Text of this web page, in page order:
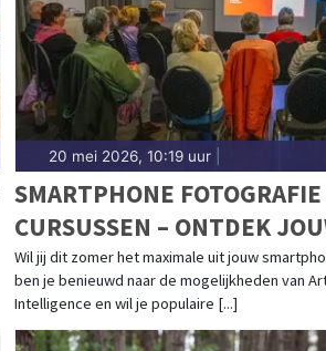
20 mei 2026, 10:19 uur|
SMARTPHONE
CURSUSSEN – ONTDEK
CREATIEVE POTENTIEEL!
Wil jij dit zomer het maximale uit jouw
ben je benieuwd naar de mogelijkheden van
Intelligence en wil je populaire [...]